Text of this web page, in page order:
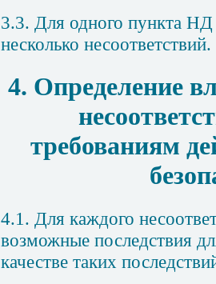
3.3. Для одного пункта
несколько несоответствий.
4. Определение
требованиям
4.1. Для каждого
возможные последствия
качестве таких